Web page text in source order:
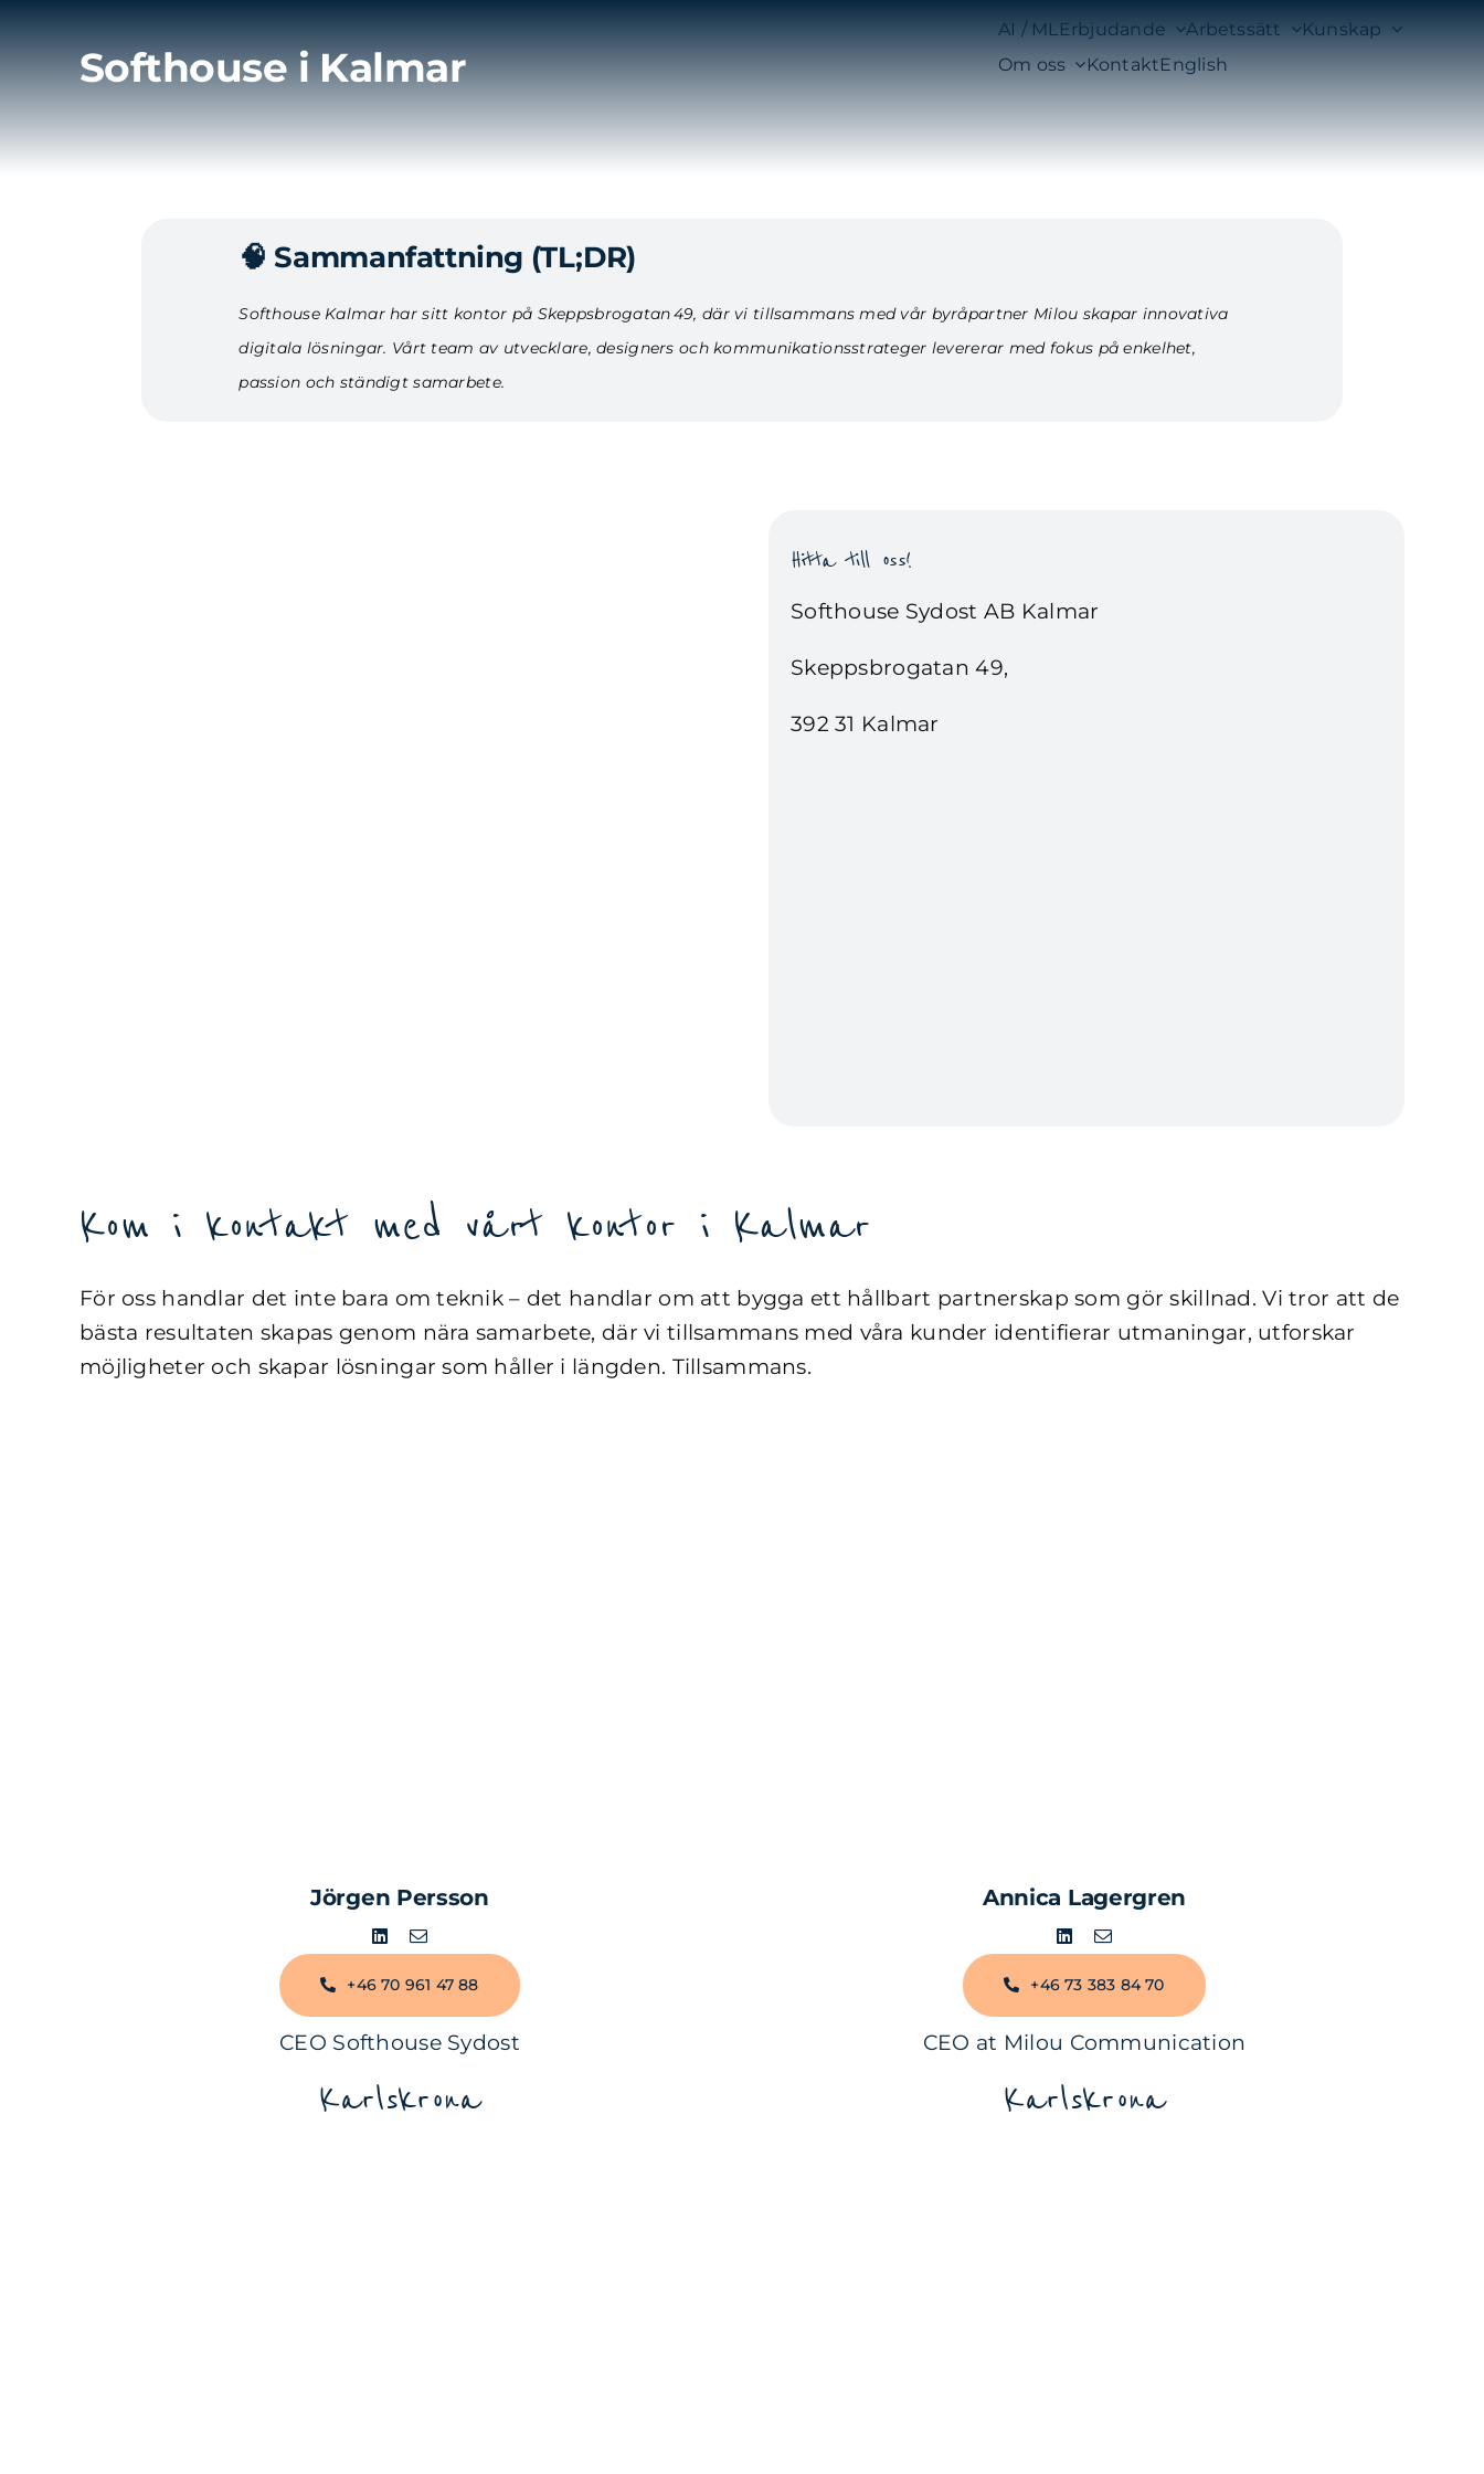
innehållet
AI / ML Erbjudande Arbetssätt
Kunskap
Om oss
KontaktEnglish
Softhouse i Kalmar
🧠 Sammanfattning (TL;DR)
Softhouse Kalmar har sitt kontor på Skeppsbrogatan 49, där vi tillsammans med vår byråpartner Milou skapar innovativa
digitala lösningar. Vårt team av utvecklare, designers och kommunikationsstrateger levererar med fokus på enkelhet,
passion och ständigt samarbete.
Hitta till oss!
Softhouse Sydost AB Kalmar
Skeppsbrogatan 49,
392 31 Kalmar
Kom i kontakt med vårt kontor i Kalmar
För oss handlar det inte bara om teknik – det handlar om att bygga ett hållbart partnerskap som gör skillnad. Vi tror att de
bästa resultaten skapas genom nära samarbete, där vi tillsammans med våra kunder identifierar utmaningar, utforskar
möjligheter och skapar lösningar som håller i längden. Tillsammans.
Jörgen Persson
+46 70 961 47 88
CEO Softhouse Sydost
Karlskrona
Annica Lagergren
+46 73 383 84 70
CEO at Milou Communication
Karlskrona